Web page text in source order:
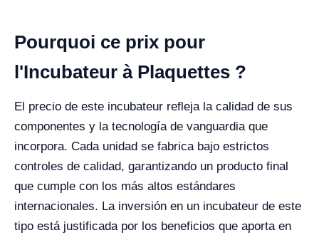
Pourquoi ce prix pour
l'Incubateur à Plaquettes ?
El precio de este incubateur refleja la calidad de sus
componentes y la tecnología de vanguardia que
incorpora. Cada unidad se fabrica bajo estrictos
controles de calidad, garantizando un producto final
que cumple con los más altos estándares
internacionales. La inversión en un incubateur de este
tipo está justificada por los beneficios que aporta en